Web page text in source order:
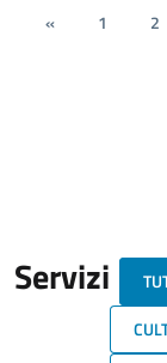
« 1 2
Servizi